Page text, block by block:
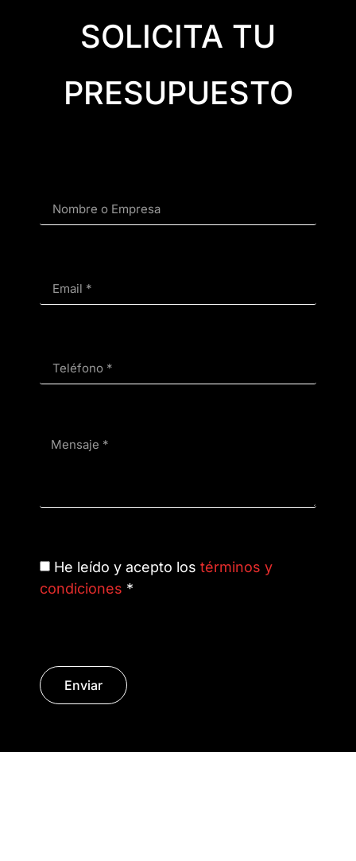
SOLICITA TU
PRESUPUESTO
He leído y acepto los términos y
condiciones *
Enviar